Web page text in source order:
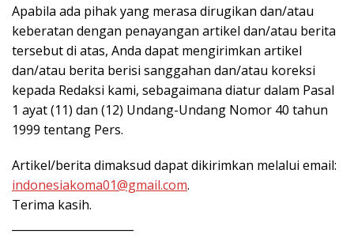
Apabila ada pihak yang merasa dirugikan dan/atau
keberatan dengan penayangan artikel dan/atau berita
tersebut di atas, Anda dapat mengirimkan artikel
dan/atau berita berisi sanggahan dan/atau koreksi
kepada Redaksi kami, sebagaimana diatur dalam Pasal
1 ayat (11) dan (12) Undang-Undang Nomor 40 tahun
1999 tentang Pers.
Artikel/berita dimaksud dapat dikirimkan melalui email:
indonesiakoma01@gmail.com.
Terima kasih.